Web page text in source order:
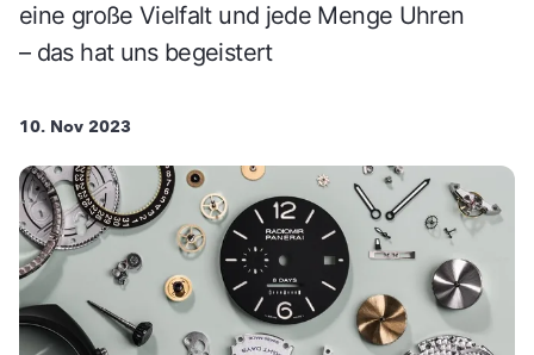
eine große Vielfalt und jede Menge Uhren
– das hat uns begeistert
10. Nov 2023